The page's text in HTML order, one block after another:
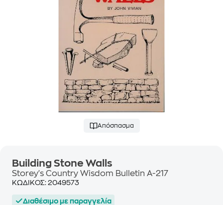
Απόσπασμα
Building Stone Walls
Storey's Country Wisdom Bulletin A-217
ΚΩΔΙΚΟΣ: 2049573
Διαθέσιμο με παραγγελία